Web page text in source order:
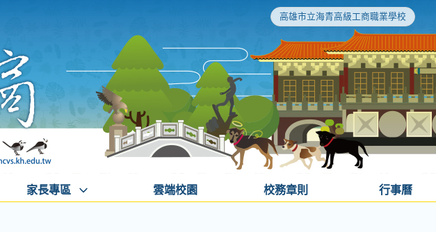
高雄市立海青高級工商職業學校
家長專區 雲端校園 校務章則 行事曆